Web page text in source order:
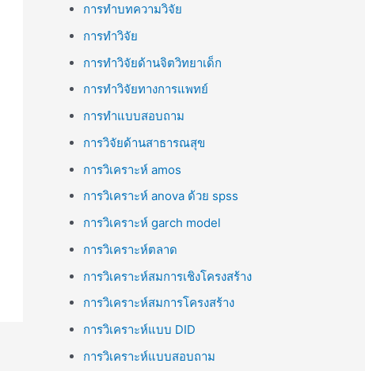
การทำบทความวิจัย
การทำวิจัย
การทำวิจัยด้านจิตวิทยาเด็ก
การทำวิจัยทางการแพทย์
การทำแบบสอบถาม
การวิจัยด้านสาธารณสุข
การวิเคราะห์ amos
การวิเคราะห์ anova ด้วย spss
การวิเคราะห์ garch model
การวิเคราะห์ตลาด
การวิเคราะห์สมการเชิงโครงสร้าง
การวิเคราะห์สมการโครงสร้าง
การวิเคราะห์แบบ DID
การวิเคราะห์แบบสอบถาม